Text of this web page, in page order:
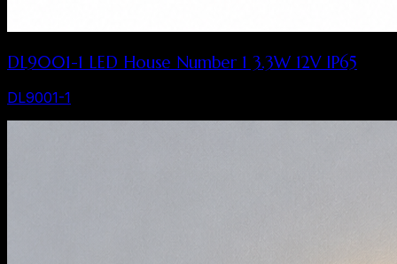
DL9001-1 LED House Number 1 3.3W 12V IP65
DL9001-1